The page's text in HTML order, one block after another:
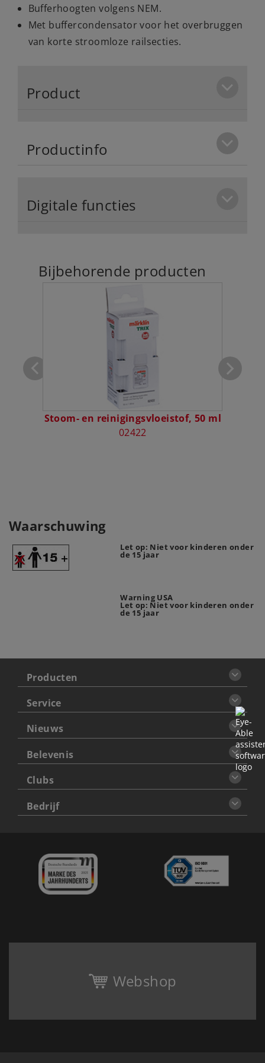
Bufferhoogten volgens NEM.
Met buffercondensator voor het overbruggen
van korte stroomloze railsecties.
Product
Productinfo
Digitale functies
Bijbehorende producten
Stoom- en reinigingsvloeistof, 50 ml
02422
Waarschuwing
Let op: Niet voor kinderen onder
de 15 jaar
Warning USA
Let op: Niet voor kinderen onder
de 15 jaar
Producten
Service
Nieuws
Belevenis
Clubs
Bedrijf
Webshop